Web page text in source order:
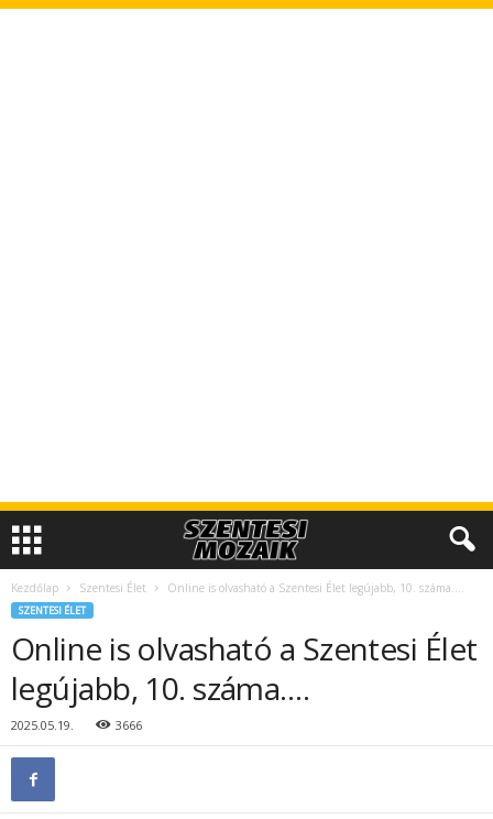
Kezdőlap Szentesi Élet Online is olvasható a Szentesi Élet legújabb, 10. száma….
SZENTESI ÉLET
Online is olvasható a Szentesi Élet
legújabb, 10. száma….
2025.05.19. 3666